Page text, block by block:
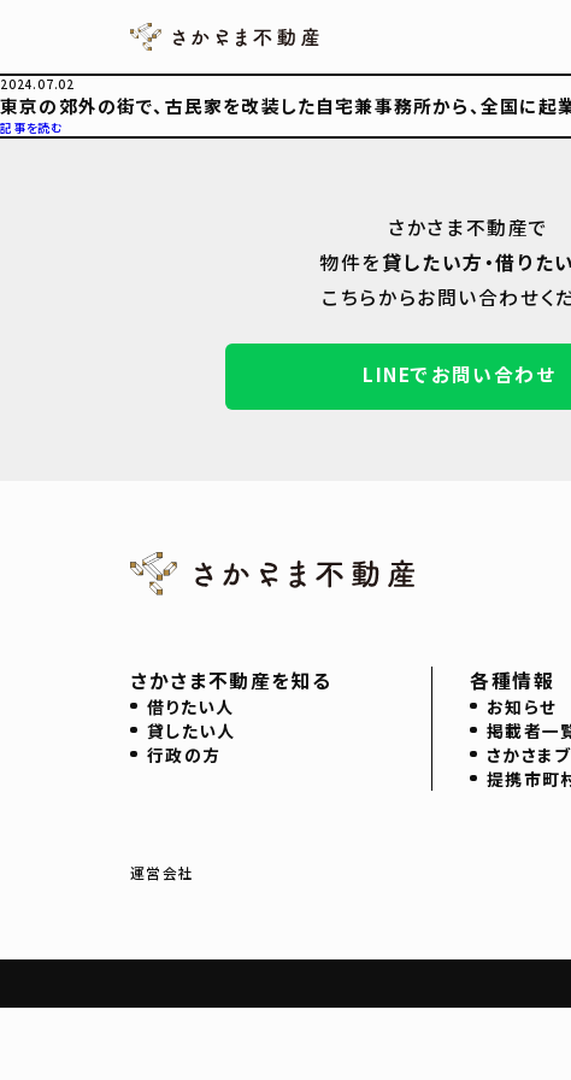
2024.07.02
東京の郊外の街で、古民家を改装した自宅兼事務所から、全国に起
記事を読む
さかさま不動産で
物件を貸したい方・借りた
こちらからお問い合わせく
LINEでお問い合わせ
さかさま不動産を知る
借りたい人
貸したい人
行政の方
各種情報
お知らせ
掲載者一
さかさま
提携市町
運営会社